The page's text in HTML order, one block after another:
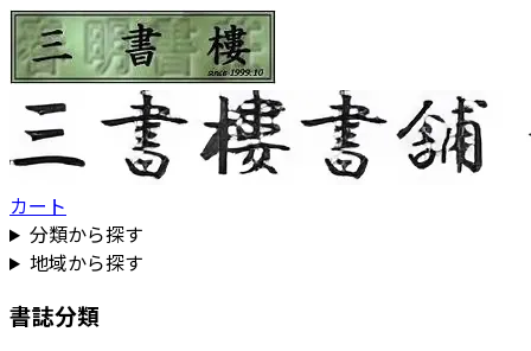
カート
分類から探す
地域から探す
書誌分類